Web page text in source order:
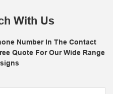
With Us
Number In The Contact
Quote For Our Wide Range